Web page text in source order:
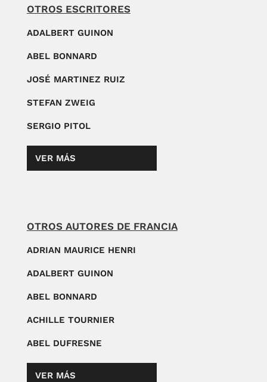
OTROS ESCRITORES
ADALBERT GUINON
ABEL BONNARD
JOSÉ MARTINEZ RUIZ
STEFAN ZWEIG
SERGIO PITOL
VER MÁS
OTROS AUTORES DE FRANCIA
ADRIAN MAURICE HENRI
ADALBERT GUINON
ABEL BONNARD
ACHILLE TOURNIER
ABEL DUFRESNE
VER MÁS